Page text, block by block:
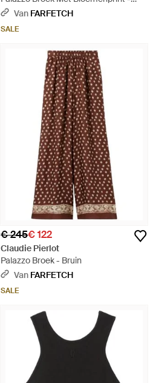
Blauw
Van FARFETCH
SALE
€ 245€ 122
Claudie Pierlot
Palazzo Broek - Bruin
Van FARFETCH
SALE